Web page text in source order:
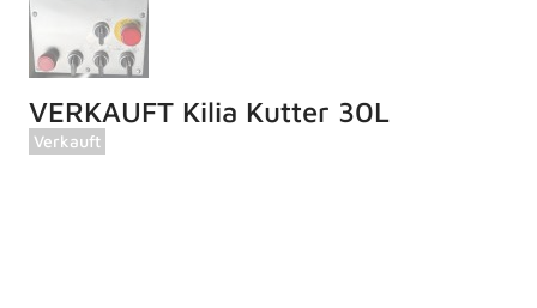
VERKAUFT Kilia Kutter 30L
Verkauft